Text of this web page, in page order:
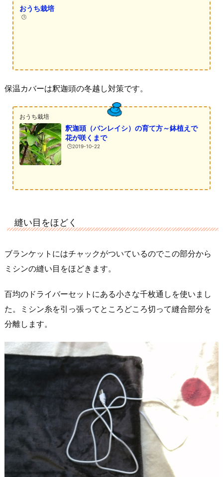
おうち栽培
🕒️
保温カバーは釈迦頭の冬越し対策です。
おうち栽培
釈迦頭（バンレイシ）の育て方～鉢植えで
花が咲くまで
🕒️2019-10-22
縫い目をほどく
ブランケットにはチャックがついているのでこの部分から
ミシンの縫い目をほどきます。
百均のドライバーセットにある小さな千枚通しを使いまし
た。ミシン糸を引っ張ってところどころ切って縫合部分を
分離します。